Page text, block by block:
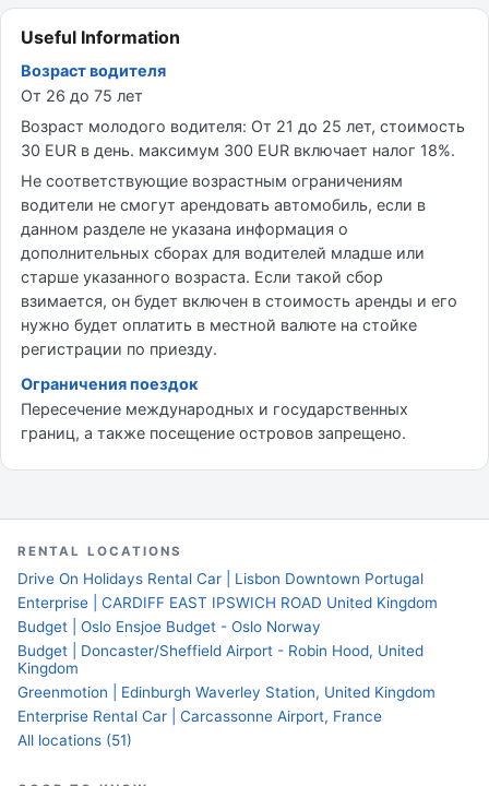
Useful Information
Возраст водителя
От 26 до 75 лет
Возраст молодого водителя: От 21 до 25 лет, стоимость
30 EUR в день. максимум 300 EUR включает налог 18%.
Не соответствующие возрастным ограничениям
водители не смогут арендовать автомобиль, если в
данном разделе не указана информация о
дополнительных сборах для водителей младше или
старше указанного возраста. Если такой сбор
взимается, он будет включен в стоимость аренды и его
нужно будет оплатить в местной валюте на стойке
регистрации по приезду.
Ограничения поездок
Пересечение международных и государственных
границ, а также посещение островов запрещено.
RENTAL LOCATIONS
Drive On Holidays Rental Car | Lisbon Downtown Portugal
Enterprise | CARDIFF EAST IPSWICH ROAD United Kingdom
Budget | Oslo Ensjoe Budget - Oslo Norway
Budget | Doncaster/Sheffield Airport - Robin Hood, United
Kingdom
Greenmotion | Edinburgh Waverley Station, United Kingdom
Enterprise Rental Car | Carcassonne Airport, France
All locations (51)